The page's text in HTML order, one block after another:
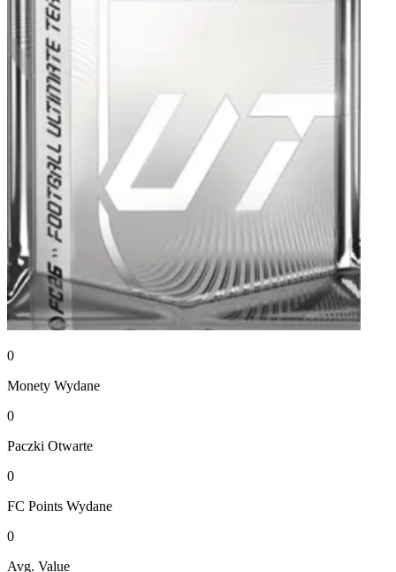
0
Monety Wydane
0
Paczki Otwarte
0
FC Points Wydane
0
Avg. Value